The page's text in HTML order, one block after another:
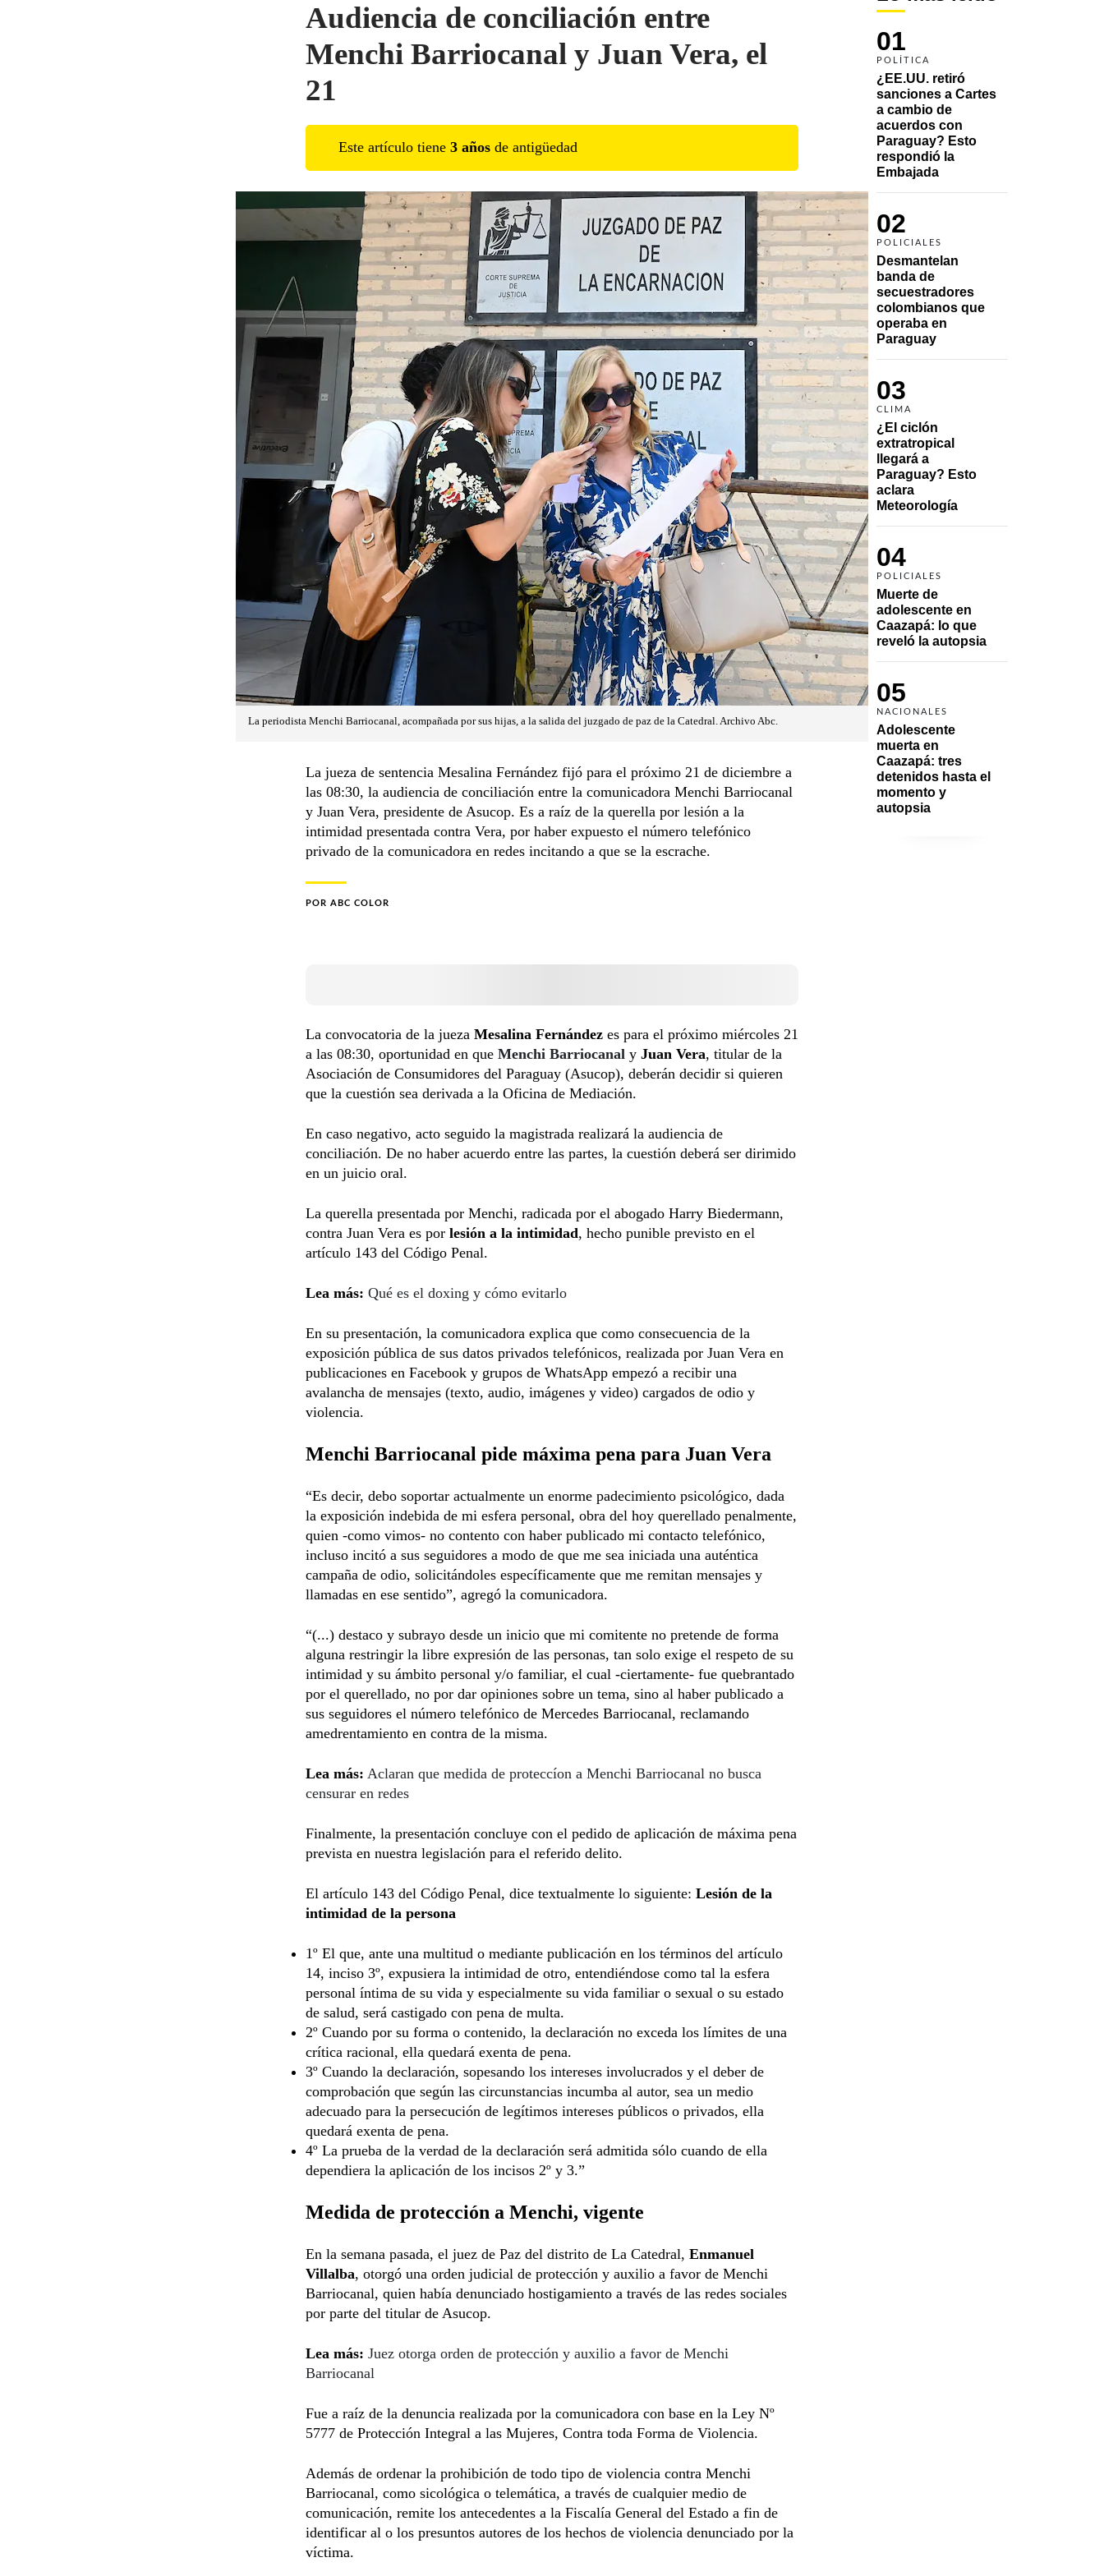
01
POLÍTICA
¿EE.UU. retiró
sanciones a Cartes
a cambio de
acuerdos con
Paraguay? Esto
respondió la
Embajada
02
POLICIALES
Desmantelan
banda de
secuestradores
colombianos que
operaba en
Paraguay
03
CLIMA
¿El ciclón
extratropical
llegará a
Paraguay? Esto
aclara
Meteorología
04
POLICIALES
Muerte de
adolescente en
Caazapá: lo que
reveló la autopsia
05
NACIONALES
Adolescente
muerta en
Caazapá: tres
detenidos hasta el
momento y
autopsia
Audiencia de conciliación entre
Menchi Barriocanal y Juan Vera, el
21
Este artículo tiene 3 años de antigüedad
La periodista Menchi Barriocanal, acompañada por sus hijas, a la salida del juzgado de paz de la Catedral. Archivo Abc.
La jueza de sentencia Mesalina Fernández fijó para el próximo 21 de diciembre a
las 08:30, la audiencia de conciliación entre la comunicadora Menchi Barriocanal
y Juan Vera, presidente de Asucop. Es a raíz de la querella por lesión a la
intimidad presentada contra Vera, por haber expuesto el número telefónico
privado de la comunicadora en redes incitando a que se la escrache.
POR ABC COLOR
La convocatoria de la jueza Mesalina Fernández es para el próximo miércoles 21
a las 08:30, oportunidad en que Menchi Barriocanal y Juan Vera, titular de la
Asociación de Consumidores del Paraguay (Asucop), deberán decidir si quieren
que la cuestión sea derivada a la Oficina de Mediación.
En caso negativo, acto seguido la magistrada realizará la audiencia de
conciliación. De no haber acuerdo entre las partes, la cuestión deberá ser dirimido
en un juicio oral.
La querella presentada por Menchi, radicada por el abogado Harry Biedermann,
contra Juan Vera es por lesión a la intimidad, hecho punible previsto en el
artículo 143 del Código Penal.
Lea más: Qué es el doxing y cómo evitarlo
En su presentación, la comunicadora explica que como consecuencia de la
exposición pública de sus datos privados telefónicos, realizada por Juan Vera en
publicaciones en Facebook y grupos de WhatsApp empezó a recibir una
avalancha de mensajes (texto, audio, imágenes y video) cargados de odio y
violencia.
Menchi Barriocanal pide máxima pena para Juan Vera
“Es decir, debo soportar actualmente un enorme padecimiento psicológico, dada
la exposición indebida de mi esfera personal, obra del hoy querellado penalmente,
quien -como vimos- no contento con haber publicado mi contacto telefónico,
incluso incitó a sus seguidores a modo de que me sea iniciada una auténtica
campaña de odio, solicitándoles específicamente que me remitan mensajes y
llamadas en ese sentido”, agregó la comunicadora.
“(...) destaco y subrayo desde un inicio que mi comitente no pretende de forma
alguna restringir la libre expresión de las personas, tan solo exige el respeto de su
intimidad y su ámbito personal y/o familiar, el cual -ciertamente- fue quebrantado
por el querellado, no por dar opiniones sobre un tema, sino al haber publicado a
sus seguidores el número telefónico de Mercedes Barriocanal, reclamando
amedrentamiento en contra de la misma.
Lea más: Aclaran que medida de proteccíon a Menchi Barriocanal no busca
censurar en redes
Finalmente, la presentación concluye con el pedido de aplicación de máxima pena
prevista en nuestra legislación para el referido delito.
El artículo 143 del Código Penal, dice textualmente lo siguiente: Lesión de la
intimidad de la persona
1º El que, ante una multitud o mediante publicación en los términos del artículo
14, inciso 3º, expusiera la intimidad de otro, entendiéndose como tal la esfera
personal íntima de su vida y especialmente su vida familiar o sexual o su estado
de salud, será castigado con pena de multa.
2º Cuando por su forma o contenido, la declaración no exceda los límites de una
crítica racional, ella quedará exenta de pena.
3º Cuando la declaración, sopesando los intereses involucrados y el deber de
comprobación que según las circunstancias incumba al autor, sea un medio
adecuado para la persecución de legítimos intereses públicos o privados, ella
quedará exenta de pena.
4º La prueba de la verdad de la declaración será admitida sólo cuando de ella
dependiera la aplicación de los incisos 2º y 3.”
Medida de protección a Menchi, vigente
En la semana pasada, el juez de Paz del distrito de La Catedral, Enmanuel
Villalba, otorgó una orden judicial de protección y auxilio a favor de Menchi
Barriocanal, quien había denunciado hostigamiento a través de las redes sociales
por parte del titular de Asucop.
Lea más: Juez otorga orden de protección y auxilio a favor de Menchi
Barriocanal
Fue a raíz de la denuncia realizada por la comunicadora con base en la Ley Nº
5777 de Protección Integral a las Mujeres, Contra toda Forma de Violencia.
Además de ordenar la prohibición de todo tipo de violencia contra Menchi
Barriocanal, como sicológica o telemática, a través de cualquier medio de
comunicación, remite los antecedentes a la Fiscalía General del Estado a fin de
identificar al o los presuntos autores de los hechos de violencia denunciado por la
víctima.